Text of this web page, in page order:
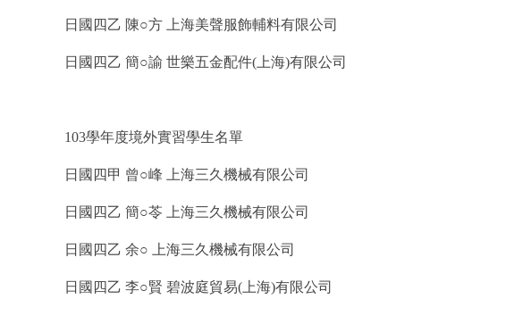
日國四乙 陳○方 上海美聲服飾輔料有限公司
日國四乙 簡○諭 世樂五金配件(上海)有限公司
103學年度境外實習學生名單
日國四甲 曾○峰 上海三久機械有限公司
日國四乙 簡○苓 上海三久機械有限公司
日國四乙 余○ 上海三久機械有限公司
日國四乙 李○賢 碧波庭貿易(上海)有限公司